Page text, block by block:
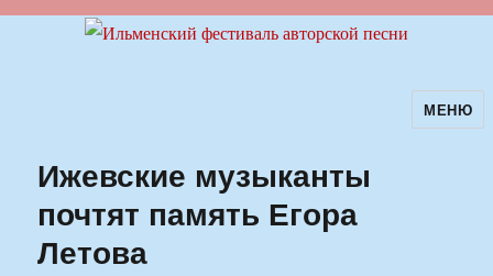
Ильменский фестиваль авторскойМЕНЮ
Ижевские музыканты
почтят память Егора
Летова